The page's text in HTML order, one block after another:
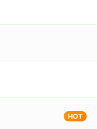
HOT